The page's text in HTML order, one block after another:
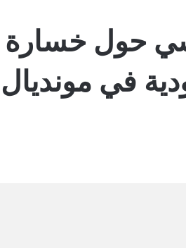
حول خسارة
في مونديال